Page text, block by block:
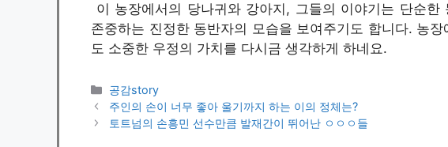
이 농장에서의 당나귀와 강아지, 그들의 이야기는 단순
존중하는 진정한 동반자의 모습을 보여주기도 합니다. 농
도 소중한 우정의 가치를 다시금 생각하게 하네요.
카
테
고
공감story
주인의 손이 너무 좋아 울기까지 하는 이의 정체는?
토트넘의 손흥민 선수만큼 발재간이 뛰어난 ㅇㅇㅇ들